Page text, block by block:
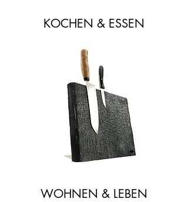
KOCHEN & ESSEN
WOHNEN & LEBEN